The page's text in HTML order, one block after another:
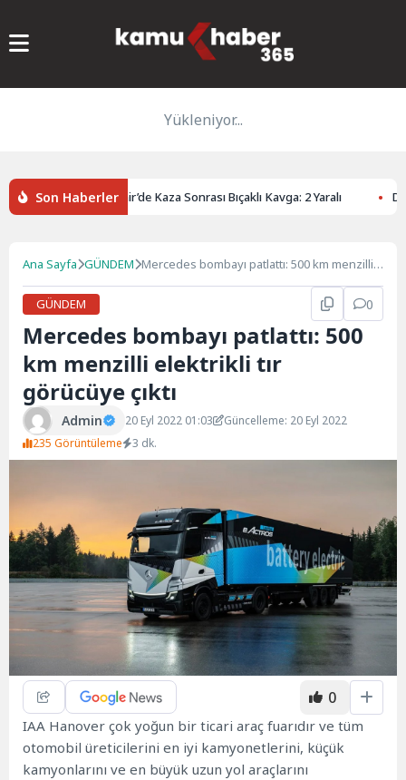
Yükleniyor...
Son Haberler
Eskişehir’de Kaza Sonrası Bıçaklı Kavga: 2 Yaralı
Ana Sayfa GÜNDEM Mercedes bombayı patlattı: 500 km menzilli
GÜNDEM
0
Mercedes bombayı patlattı: 500
km menzilli elektrikli tır
görücüye çıktı
Admin 20 Eyl 2022 01:03
Güncelleme: 20 Eyl 2022
235 Görüntüleme
3 dk.
0
IAA Hanover çok yoğun bir ticari araç fuarıdır ve tüm
otomobil üreticilerini en iyi kamyonetlerini, küçük
kamyonlarını ve en büyük uzun yol araçlarını